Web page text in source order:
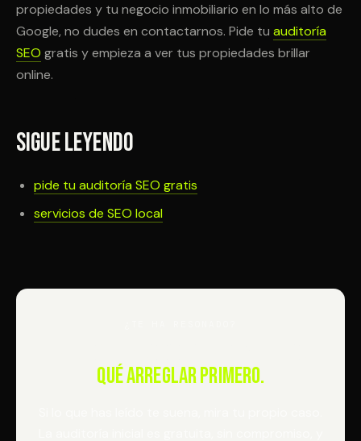
propiedades y tu negocio inmobiliario en lo más alto de
Google, no dudes en contactarnos. Pide tu auditoría
SEO gratis y empieza a ver tus propiedades brillar
online.
Sigue leyendo
pide tu auditoría SEO gratis
servicios de SEO local
qué arreglar primero.